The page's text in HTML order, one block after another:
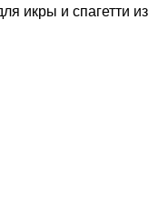
икры и спагетти из